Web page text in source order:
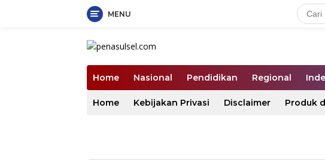
MENU
Home Nasional Pendidikan Regional
Home Kebijakan Privasi Disclaimer Produk